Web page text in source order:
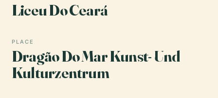
Liceu Do Ceará
PLACE
Dragão Do Mar Kunst- Und
Kulturzentrum